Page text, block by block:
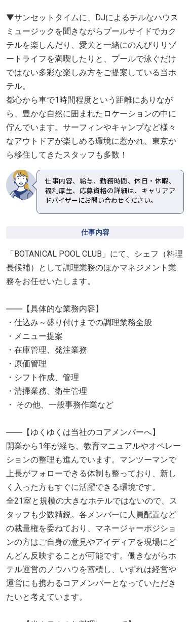
▼サンセットタイムに、DJによるチルなハウス
ミュージックを聞きながらプールサイドでカク
テルを楽しんだり、愛犬と一緒にのんびりリゾ
ートライフを満喫したりと、プールで泳ぐだけ
ではない多彩な楽しみ方をご提案している当ホ
テル。
都心から車で1時間程度という距離にありなが
ら、豊かな自然に囲まれたロケーションの中に
佇んでいます。サーフィンやキャンプなど様々
なアウトドアが楽しめる環境に惹かれ、東京か
ら移住してきたスタッフも多数！
仕事内容、給与、勤務時間、休日・休暇、
福利厚生、応募資格の詳細は、キャリアア
ドバイザーにお問い合わせください。
仕事内容
「BOTANICAL POOL CLUB」にて、シェフ（料理
長候補）として調理業務のほかマネジメント業
務をお任せいたします。
――【具体的な業務内容】
・仕込み～盛り付けまでの調理業務全般
・メニュー提案
・在庫管理、発注業務
・原価管理
・シフト作成、管理
・清掃業務、衛生管理
・ その他、一般事務作業など
――【ゆくゆくは当社のコアメンバーへ】
開業から1年が経ち、教育マニュアルやオペレー
ションの整理も進んでいます。マンツーマンで
上長がフォローできる体制も整っており、新し
く入った方もすぐに活躍できる環境です。
全21室と規模の大きなホテルではないので、ス
タッフも少数精鋭。各メンバーに人員配置など
の裁量権を委ねており、マネージャーポジショ
ンの方はご自身の意見やアイディアを現場にど
んどん反映することが可能です。働きながらホ
テル運営のノウハウを蓄積し、いずれは経営や
運営にも携わるコアメンバーとなっていただき
たいと考えています。